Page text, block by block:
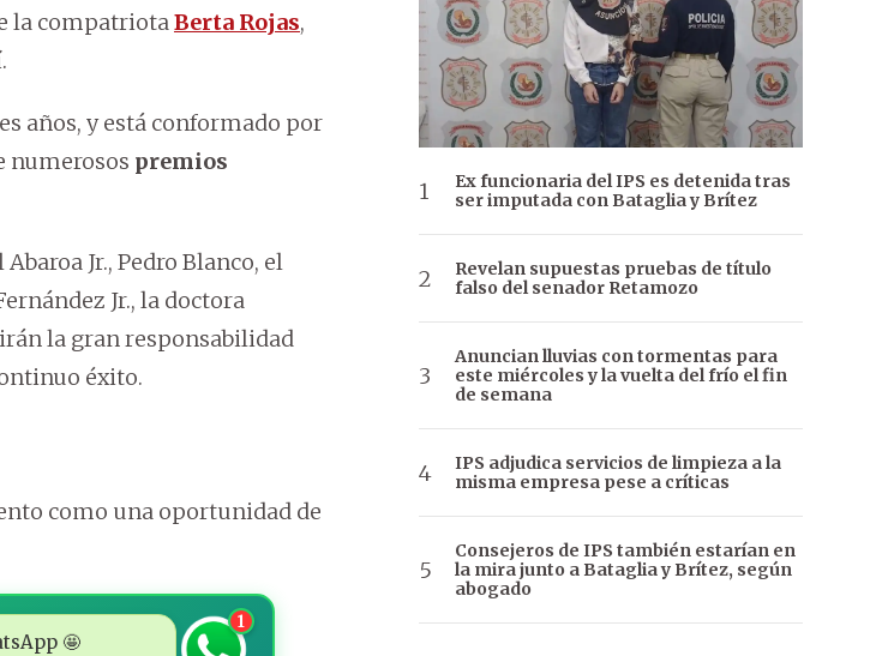
la compatriotaBerta Rojas,
años, y está conformado por
numerosos premios
Jr., Pedro Blanco, el
Jr., la doctora
la gran responsabilidad
éxito.
como una oportunidad de
🤩
1
Ex funcionaria del IPS es detenida tras
ser imputada con Bataglia y Brítez
Revelan supuestas pruebas de título
falso del senador Retamozo
Anuncian lluvias con tormentas para
este miércoles y la vuelta del frío el fin
de semana
IPS adjudica servicios de limpieza a la
misma empresa pese a críticas
Consejeros de IPS también estarían en
la mira junto a Bataglia y Brítez, según
abogado